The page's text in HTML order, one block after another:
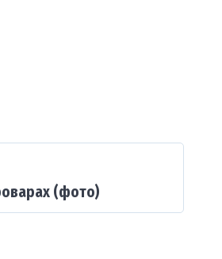
(фото)